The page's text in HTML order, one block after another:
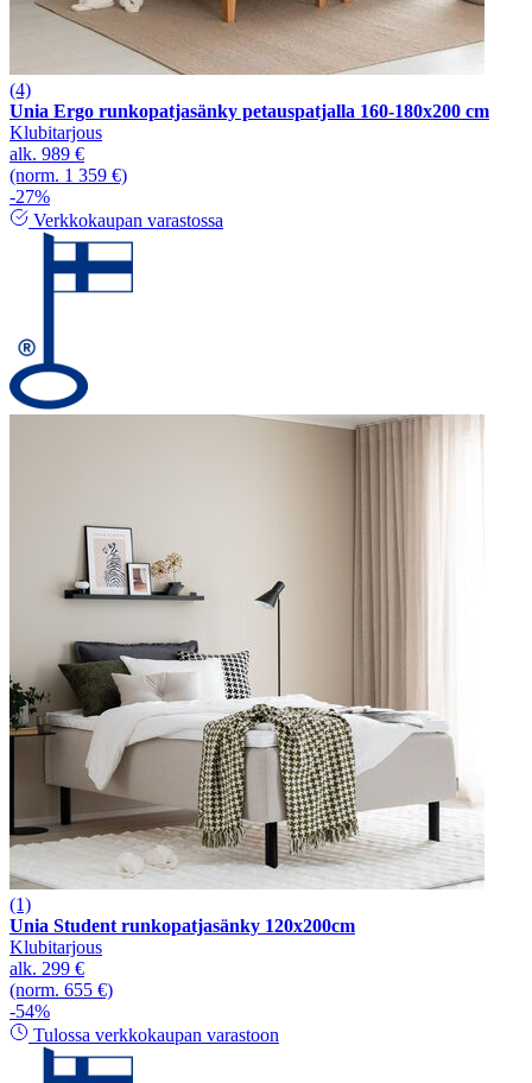
(4)
Unia Ergo runkopatjasänky petauspatjalla 160-180x200 cm
Klubitarjous
alk. 989 €
(norm. 1 359 €)
-27%
Verkkokaupan varastossa
(1)
Unia Student runkopatjasänky 120x200cm
Klubitarjous
alk. 299 €
(norm. 655 €)
-54%
Tulossa verkkokaupan varastoon